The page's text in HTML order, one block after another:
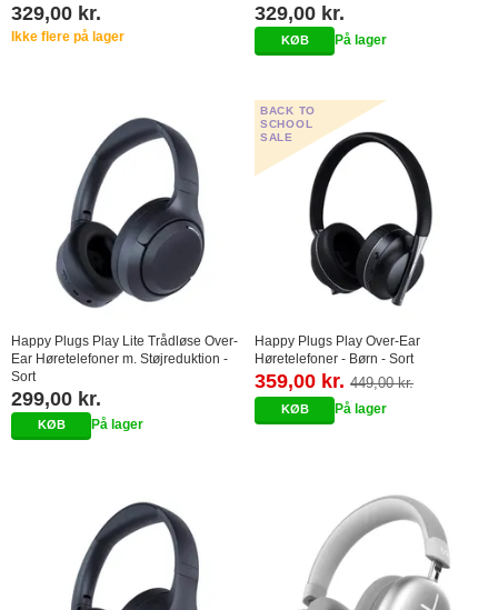
329,00 kr.
Ikke flere på lager
329,00 kr.
På lager
Happy Plugs Play Lite Trådløse Over-
Ear Høretelefoner m. Støjreduktion -
Sort
299,00 kr.
På lager
BACK TO
SCHOOL
SALE
Happy Plugs Play Over-Ear
Høretelefoner - Børn - Sort
359,00 kr. 449,00 kr.
På lager